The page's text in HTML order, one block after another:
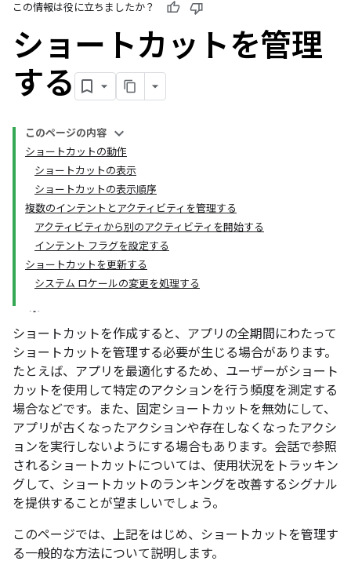
この情報は役に立ちましたか？
ショートカットを管理
する
このページの内容
ショートカットの動作
ショートカットの表示
ショートカットの表示順序
複数のインテントとアクティビティを管理する
アクティビティから別のアクティビティを開始する
インテント フラグを設定する
ショートカットを更新する
システム ロケールの変更を処理する
ショートカットを作成すると、アプリの全期間にわたって
ショートカットを管理する必要が生じる場合があります。
たとえば、アプリを最適化するため、ユーザーがショート
カットを使用して特定のアクションを行う頻度を測定する
場合などです。また、固定ショートカットを無効にして、
アプリが古くなったアクションや存在しなくなったアクシ
ョンを実行しないようにする場合もあります。会話で参照
されるショートカットについては、使用状況をトラッキン
グして、ショートカットのランキングを改善するシグナル
を提供することが望ましいでしょう。
このページでは、上記をはじめ、ショートカットを管理す
る一般的な方法について説明します。